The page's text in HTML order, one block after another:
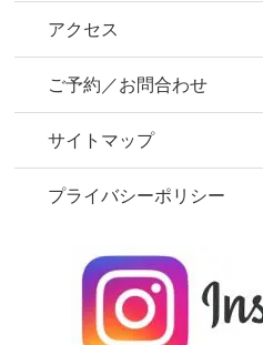
アクセス
ご予約／お問合わせ
サイトマップ
プライバシーポリシー